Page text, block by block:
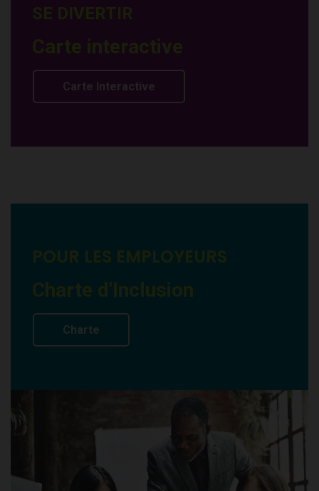
SE DIVERTIR
Carte interactive
Carte Interactive
POUR LES EMPLOYEURS
Charte d'Inclusion
Charte